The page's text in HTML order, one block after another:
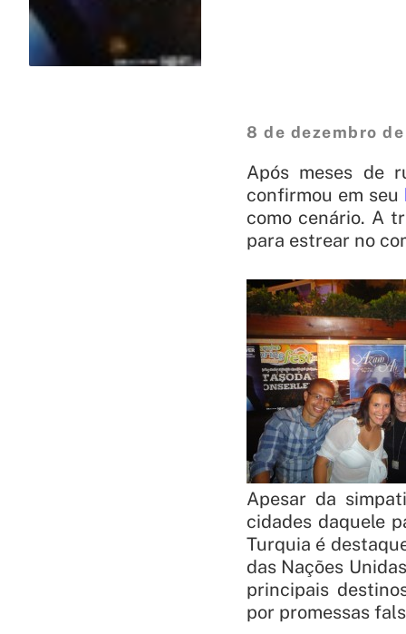
8 de dezembro de
Após meses de
confirmou em seu
como cenário. A
para estrear no
Apesar da
cidades daquele
Turquia é
das Nações
principais
por promessas